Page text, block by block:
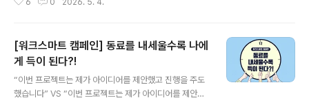
집과 평범한 집을 가르는 결정적인 한 끗은 의외로 아주 단
인 '정성'에 대해 이야기해보려 합니다. ◆ 대박집의 공통
코드 '지극 정성'경기가 어려워질수록 소위 말하는 대박집
과 쪽박집의 차이는 더 선명해집니다. 유명세를 타는 음식
점에 가보면 한결같은 공통점이 하나 있어요. 남다른 비결
6 0 2026. 5. 4.
[워크스마트 캠페인] 동료를 내세울수록 나에
게 득이 된다?!
“이번 프로젝트는 제가 아이디어를 제안했고 진행을 주도
했습니다” VS “이번 프로젝트는 제가 아이디어를 제안하